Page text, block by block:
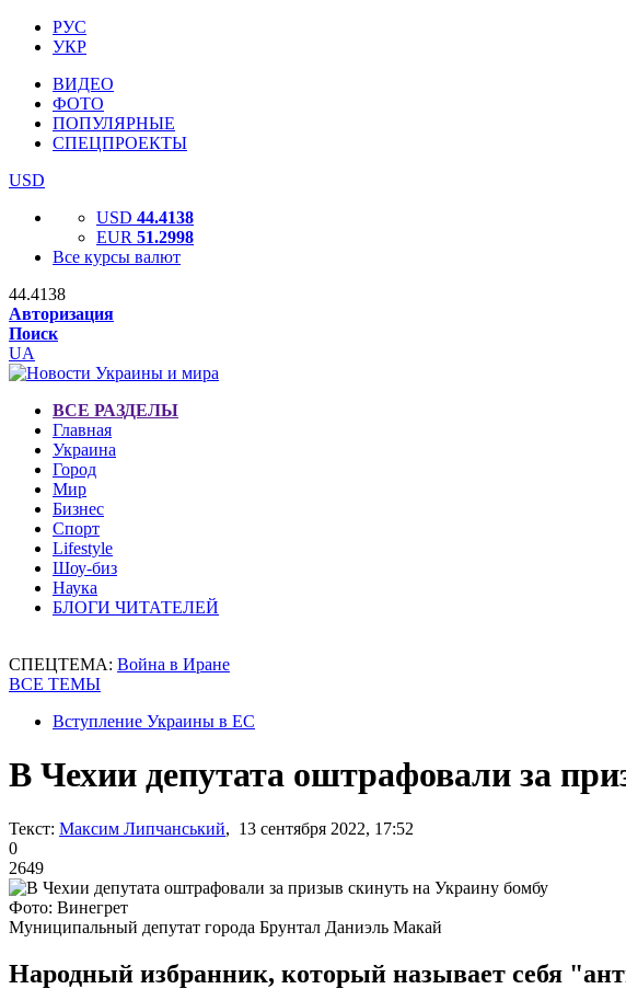
РУС
УКР
ВИДЕО
ФОТО
ПОПУЛЯРНЫЕ
СПЕЦПРОЕКТЫ
USD
USD 44.4138
EUR 51.2998
Все курсы валют
44.4138
Авторизация
Поиск
UA
ВСЕ РАЗДЕЛЫ
Главная
Украина
Город
Мир
Бизнес
Спорт
Lifestyle
Шоу-биз
Наука
БЛОГИ ЧИТАТЕЛЕЙ
СПЕЦТЕМА: Война в Иране
ВСЕ ТЕМЫ
Вступление Украины в ЕС
В Чехии депутата оштрафовали за
Текст: Максим Липчанський, 13 сентября 2022, 17:52
0
2649
Фото: Винегрет
Муниципальный депутат города Брунтал Даниэль Макай
Народный избранник, который называет себя